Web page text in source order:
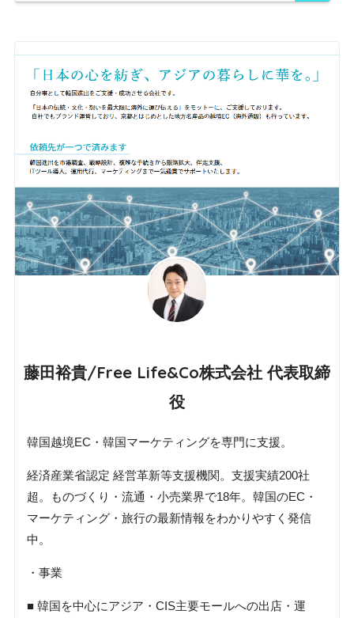
藤田裕貴/Free Life&Co株式会社 代表取締
役
韓国越境EC・韓国マーケティングを専門に支援。
経済産業省認定 経営革新等支援機関。支援実績200社
超。ものづくり・流通・小売業界で18年。韓国のEC・
マーケティング・旅行の最新情報をわかりやすく発信
中。
・事業
■ 韓国を中心にアジア・CIS主要モールへの出店・運